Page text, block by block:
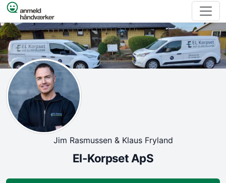
Spring til indhold
Jim Rasmussen & Klaus Fryland
El-Korpset ApS